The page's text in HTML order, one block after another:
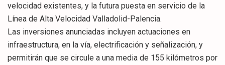
velocidad existentes, y la futura puesta en servicio de la
Línea de Alta Velocidad Valladolid-Palencia.
Las inversiones anunciadas incluyen actuaciones en
infraestructura, en la vía, electrificación y señalización, y
permitirán que se circule a una media de 155 kilómetros por